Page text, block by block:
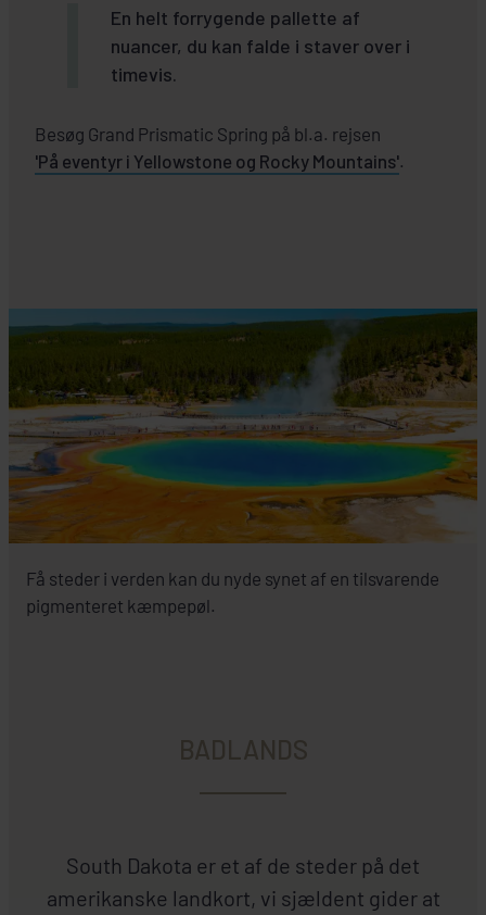
En helt forrygende pallette af
nuancer, du kan falde i staver over i
timevis.
Besøg Grand Prismatic Spring på bl.a. rejsen
'På eventyr i Yellowstone og Rocky Mountains'.
Få steder i verden kan du nyde synet af en tilsvarende
pigmenteret kæmpepøl.
BADLANDS
South Dakota er et af de steder på det
amerikanske landkort, vi sjældent gider at